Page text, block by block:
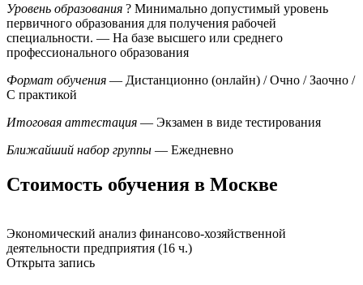
Уровень образования ? Минимально допустимый уровень
первичного образования для получения рабочей
специальности. — На базе высшего или среднего
профессионального образования
Формат обучения — Дистанционно (онлайн) / Очно / Заочно /
С практикой
Итоговая аттестация — Экзамен в виде тестирования
Ближайший набор группы — Ежедневно
Стоимость обучения в Москве
Экономический анализ финансово-хозяйственной
деятельности предприятия (16 ч.)
Открыта запись